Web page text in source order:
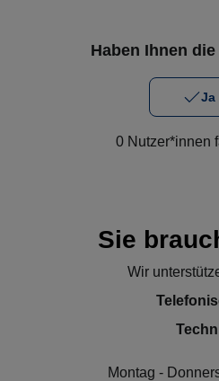
Haben Ihnen
Ja
0 Nutzer*innen
Sie
Wir
Montag -